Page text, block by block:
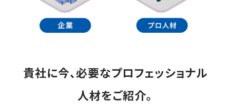
貴社に今、必要なプロフェッショナル
人材をご紹介。